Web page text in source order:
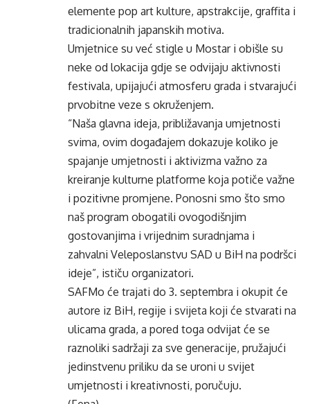
elemente pop art kulture, apstrakcije, graffita i
tradicionalnih japanskih motiva.
Umjetnice su već stigle u Mostar i obišle su
neke od lokacija gdje se odvijaju aktivnosti
festivala, upijajući atmosferu grada i stvarajući
prvobitne veze s okruženjem.
“Naša glavna ideja, približavanja umjetnosti
svima, ovim događajem dokazuje koliko je
spajanje umjetnosti i aktivizma važno za
kreiranje kulturne platforme koja potiče važne
i pozitivne promjene. Ponosni smo što smo
naš program obogatili ovogodišnjim
gostovanjima i vrijednim suradnjama i
zahvalni Veleposlanstvu SAD u BiH na podršci
ideje”, ističu organizatori.
SAFMo će trajati do 3. septembra i okupit će
autore iz BiH, regije i svijeta koji će stvarati na
ulicama grada, a pored toga odvijat će se
raznoliki sadržaji za sve generacije, pružajući
jedinstvenu priliku da se uroni u svijet
umjetnosti i kreativnosti, poručuju.